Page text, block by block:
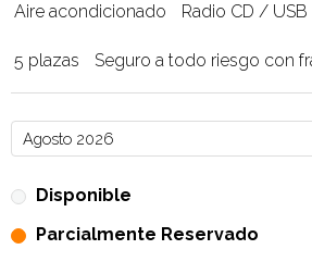
Aire acondicionado Radio CD / USB
5 plazas Seguro a todo riesgo con
Disponible
Parcialmente Reservado